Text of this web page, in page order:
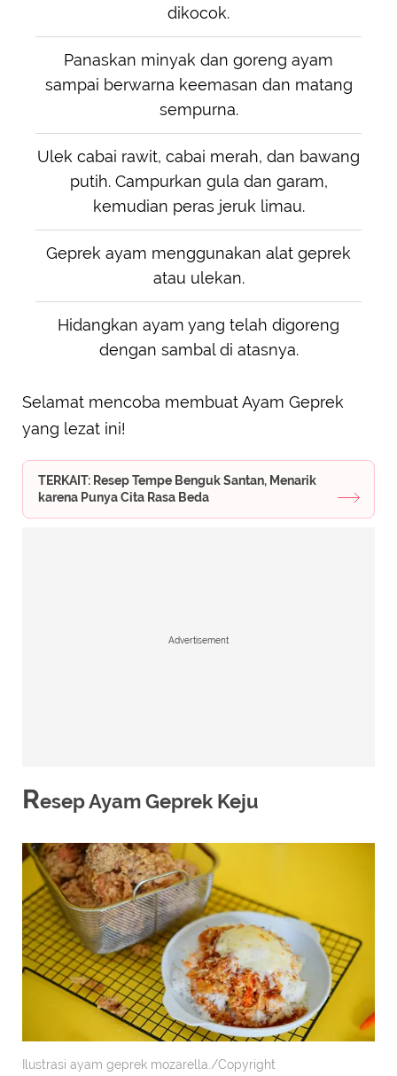
dikocok.
Panaskan minyak dan goreng ayam
sampai berwarna keemasan dan matang
sempurna.
Ulek cabai rawit, cabai merah, dan bawang
putih. Campurkan gula dan garam,
kemudian peras jeruk limau.
Geprek ayam menggunakan alat geprek
atau ulekan.
Hidangkan ayam yang telah digoreng
dengan sambal di atasnya.
Selamat mencoba membuat Ayam Geprek
yang lezat ini!
TERKAIT: Resep Tempe Benguk Santan, Menarik
karena Punya Cita Rasa Beda
Advertisement
Resep Ayam Geprek Keju
Ilustrasi ayam geprek mozarella./Copyright